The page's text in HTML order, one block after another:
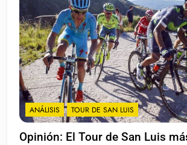
ANÁLISIS TOUR DE SAN LUIS
Opinión: El Tour de San Luis